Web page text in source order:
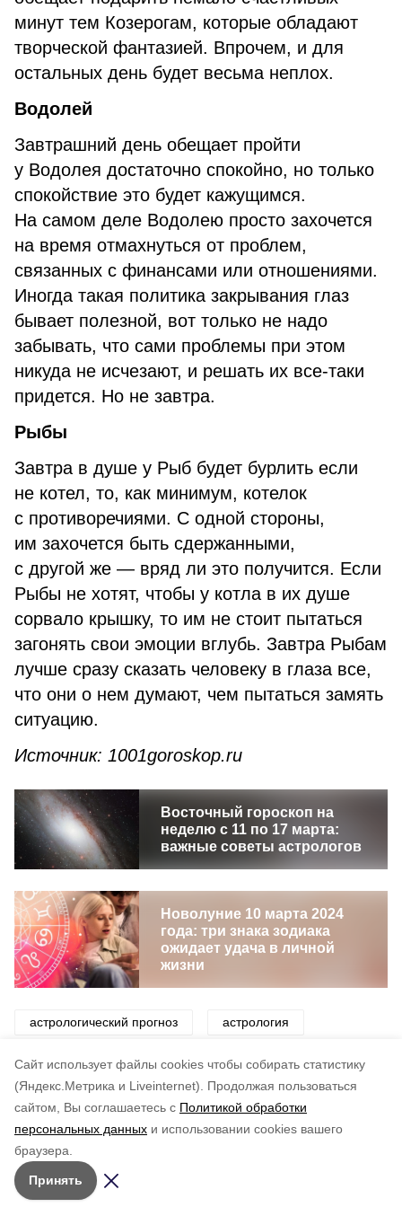
Cайт использует файлы cookies чтобы собирать статистику
(Яндекс.Метрика и Liveinternet).
Продолжая пользоваться
сайтом, Вы соглашаетесь с Политикой обработки
персональных данных и использовании cookies вашего
браузера.
Принять
минут тем Козерогам, которые обладают
творческой фантазией. Впрочем, и для
остальных день будет весьма неплох.
Водолей
Завтрашний день обещает пройти
у Водолея достаточно спокойно, но только
спокойствие это будет кажущимся.
На самом деле Водолею просто захочется
на время отмахнуться от проблем,
связанных с финансами или отношениями.
Иногда такая политика закрывания глаз
бывает полезной, вот только не надо
забывать, что сами проблемы при этом
никуда не исчезают, и решать их все-таки
придется. Но не завтра.
Рыбы
Завтра в душе у Рыб будет бурлить если
не котел, то, как минимум, котелок
с противоречиями. С одной стороны,
им захочется быть сдержанными,
с другой же — вряд ли это получится. Если
Рыбы не хотят, чтобы у котла в их душе
сорвало крышку, то им не стоит пытаться
загонять свои эмоции вглубь. Завтра Рыбам
лучше сразу сказать человеку в глаза все,
что они о нем думают, чем пытаться замять
ситуацию.
Источник: 1001goroskop.ru
Восточный гороскоп на
неделю с 11 по 17 марта:
важные советы астрологов
Новолуние 10 марта 2024
года: три знака зодиака
ожидает удача в личной
жизни
астрологический прогноз астрология
гороскоп знаки зодиака звезды
по оценке
5